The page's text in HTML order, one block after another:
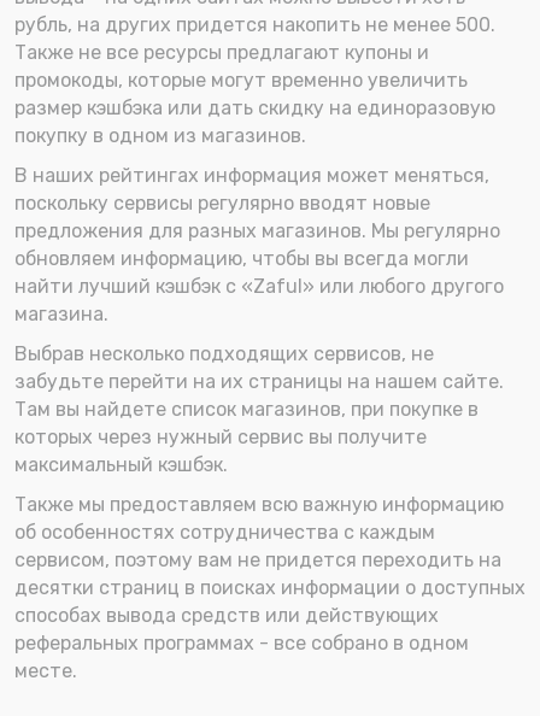
рубль, на других придется накопить не менее 500.
Также не все ресурсы предлагают купоны и
промокоды, которые могут временно увеличить
размер кэшбэка или дать скидку на единоразовую
покупку в одном из магазинов.
В наших рейтингах информация может меняться,
поскольку сервисы регулярно вводят новые
предложения для разных магазинов. Мы регулярно
обновляем информацию, чтобы вы всегда могли
найти лучший кэшбэк с «Zaful» или любого другого
магазина.
Выбрав несколько подходящих сервисов, не
забудьте перейти на их страницы на нашем сайте.
Там вы найдете список магазинов, при покупке в
которых через нужный сервис вы получите
максимальный кэшбэк.
Также мы предоставляем всю важную информацию
об особенностях сотрудничества с каждым
сервисом, поэтому вам не придется переходить на
десятки страниц в поисках информации о доступных
способах вывода средств или действующих
реферальных программах - все собрано в одном
месте.